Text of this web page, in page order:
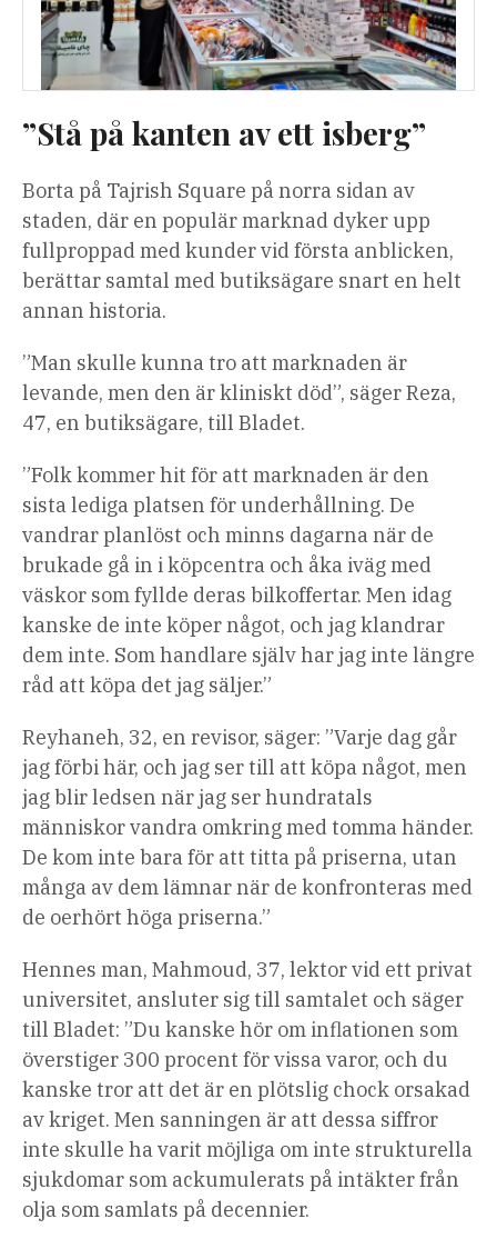
”Stå på kanten av ett isberg”
Borta på Tajrish Square på norra sidan av
staden, där en populär marknad dyker upp
fullproppad med kunder vid första anblicken,
berättar samtal med butiksägare snart en helt
annan historia.
”Man skulle kunna tro att marknaden är
levande, men den är kliniskt död”, säger Reza,
47, en butiksägare, till Bladet.
”Folk kommer hit för att marknaden är den
sista lediga platsen för underhållning. De
vandrar planlöst och minns dagarna när de
brukade gå in i köpcentra och åka iväg med
väskor som fyllde deras bilkoffertar. Men idag
kanske de inte köper något, och jag klandrar
dem inte. Som handlare själv har jag inte längre
råd att köpa det jag säljer.”
Reyhaneh, 32, en revisor, säger: ”Varje dag går
jag förbi här, och jag ser till att köpa något, men
jag blir ledsen när jag ser hundratals
människor vandra omkring med tomma händer.
De kom inte bara för att titta på priserna, utan
många av dem lämnar när de konfronteras med
de oerhört höga priserna.”
Hennes man, Mahmoud, 37, lektor vid ett privat
universitet, ansluter sig till samtalet och säger
till Bladet: ”Du kanske hör om inflationen som
överstiger 300 procent för vissa varor, och du
kanske tror att det är en plötslig chock orsakad
av kriget. Men sanningen är att dessa siffror
inte skulle ha varit möjliga om inte strukturella
sjukdomar som ackumulerats på intäkter från
olja som samlats på decennier.